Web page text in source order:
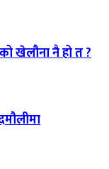
खेलौना नै हो त ?